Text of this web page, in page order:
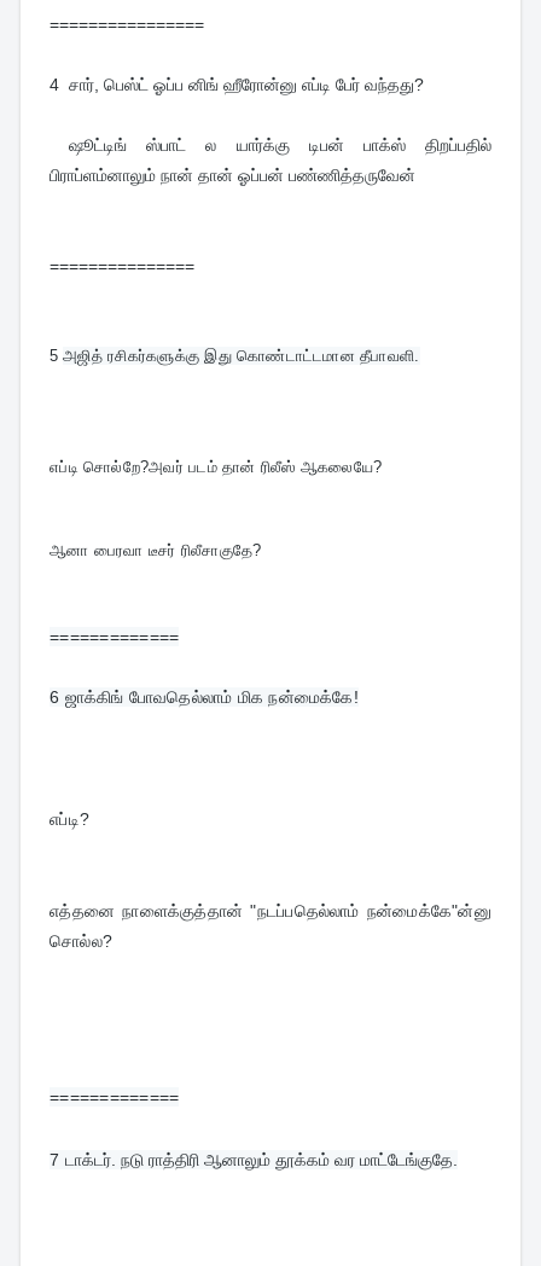
================
4  சார், பெஸ்ட் ஓப்ப னிங் ஹீரோன்னு எப்டி பேர் வந்தது?
ஷூட்டிங் ஸ்பாட் ல யார்க்கு டிபன் பாக்ஸ் திறப்பதில்
பிராப்ளம்னாலும் நான் தான் ஓப்பன் பண்ணித்தருவேன்
===============
5 அஜித் ரசிகர்களுக்கு இது கொண்டாட்டமான தீபாவளி.
எப்டி சொல்றே?அவர் படம் தான் ரிலீஸ் ஆகலையே?
ஆனா பைரவா டீசர் ரிலீசாகுதே?
=============
6 ஜாக்கிங் போவதெல்லாம் மிக நன்மைக்கே!
எப்டி?
எத்தனை நாளைக்குத்தான் "நடப்பதெல்லாம் நன்மைக்கே"ன்னு
சொல்ல?
=============
7 டாக்டர். நடு ராத்திரி ஆனாலும் தூக்கம் வர மாட்டேங்குதே.